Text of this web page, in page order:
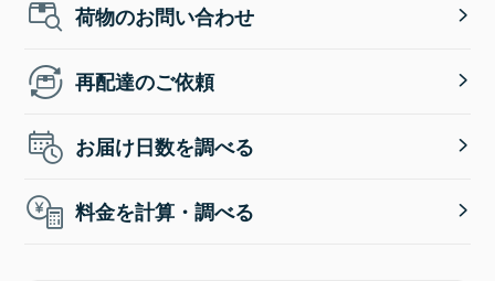
荷物のお問い合わせ
再配達のご依頼
お届け日数を調べる
料金を計算・調べる